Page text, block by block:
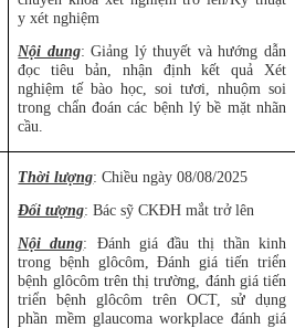
y xét nghiệm
Nội dung: Giảng lý thuyết và hướng dẫn
đọc tiêu bản, nhận định kết quả Xét
nghiệm tế bào học, soi tươi, nhuộm soi
trong chẩn đoán các bệnh lý bề mặt nhãn
cầu.
Thời lượng: Chiều ngày 08/08/2025
Đối tượng: Bác sỹ CKĐH mắt trở lên
Nội dung: Đánh giá đầu thị thần kinh
trong bệnh glôcôm, Đánh giá tiến triển
bệnh glôcôm trên thị trường, đánh giá tiến
triển bệnh glôcôm trên OCT, sử dụng
phần mềm glaucoma workplace đánh giá